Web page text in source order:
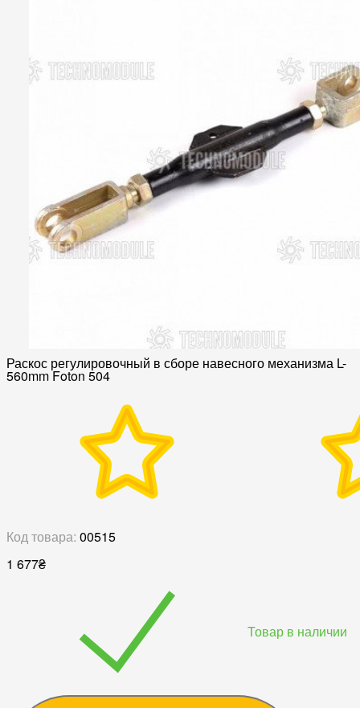
Раскос регулировочный в сборе навесного механизма L-
560mm Foton 504
Код товара: 00515
1 677₴
Товар в наличии